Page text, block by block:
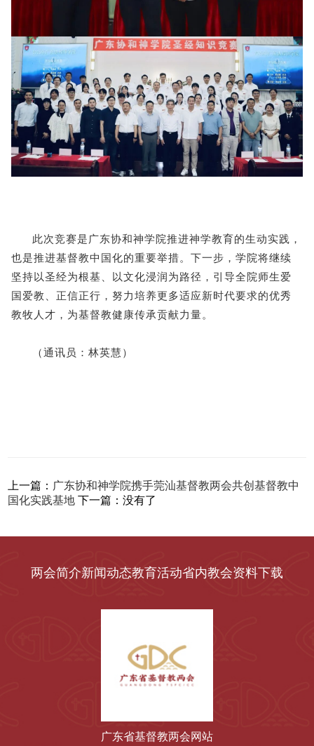
此次竞赛是广东协和神学院推进神学教育的生动实践，
也是推进基督教中国化的重要举措。下一步，学院将继续
坚持以圣经为根基、以文化浸润为路径，引导全院师生爱
国爱教、正信正行，努力培养更多适应新时代要求的优秀
教牧人才，为基督教健康传承贡献力量。
（通讯员：林英慧）
上一篇： 广东协和神学院携手莞汕基督教两会共创基督教中
国化实践基地 下一篇：没有了
两会简介新闻动态教育活动省内教会资料下载
广东省基督教两会网站